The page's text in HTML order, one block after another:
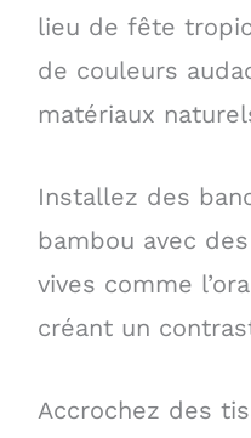
lieu de fête
de couleurs
matériaux
Installez des
bambou avec
vives comme
créant un
Accrochez des